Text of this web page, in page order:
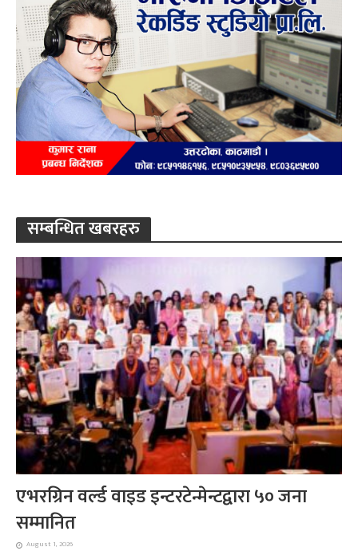
सम्बन्धित खबरहरु
एभरग्रिन वर्ल्ड वाइड इन्टरटेन्मेन्टद्वारा ५० जना
सम्मानित
August 1, 2026